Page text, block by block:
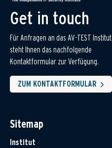
Get in touch
Für Anfragen an das AV-TEST Institut
steht Ihnen das nachfolgende
Kontaktformular zur Verfügung.
ZUM KONTAKTFORMULAR
Sitemap
Institut